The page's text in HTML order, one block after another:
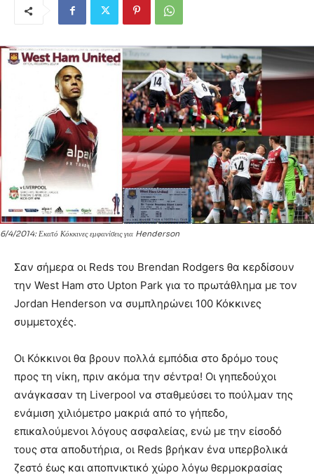
6/4/2014: Εκατό Κόκκινες εμφανίσεις για Henderson
Σαν σήμερα οι Reds του Brendan Rodgers θα κερδίσουν
την West Ham στο Upton Park για το πρωτάθλημα με τον
Jordan Henderson να συμπληρώνει 100 Κόκκινες
συμμετοχές.
Οι Κόκκινοι θα βρουν πολλά εμπόδια στο δρόμο τους
προς τη νίκη, πριν ακόμα την σέντρα! Οι γηπεδούχοι
ανάγκασαν τη Liverpool να σταθμεύσει το πούλμαν της
ενάμιση χιλιόμετρο μακριά από το γήπεδο,
επικαλούμενοι λόγους ασφαλείας, ενώ με την είσοδό
τους στα αποδυτήρια, οι Reds βρήκαν ένα υπερβολικά
ζεστό έως και αποπνικτικό χώρο λόγω θερμοκρασίας